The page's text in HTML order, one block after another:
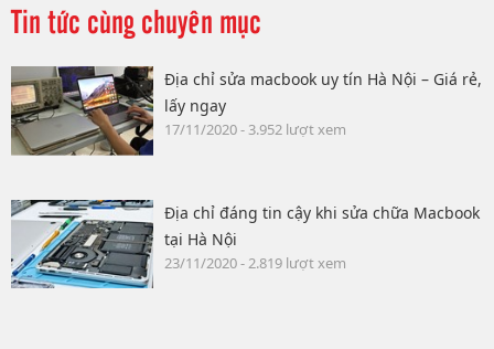
Tin tức cùng chuyên mục
Địa chỉ sửa macbook uy tín Hà Nội – Giá rẻ,
lấy ngay
17/11/2020 - 3.952 lượt xem
Địa chỉ đáng tin cậy khi sửa chữa Macbook
tại Hà Nội
23/11/2020 - 2.819 lượt xem